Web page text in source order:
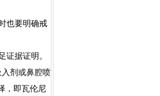
也要明确戒
证据证明。
剂或鼻腔喷
，即瓦伦尼